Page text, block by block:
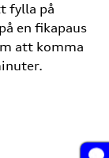
fylla på
en fikapaus
att komma